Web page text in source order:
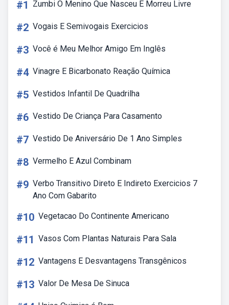
#1 Zumbi O Menino Que Nasceu E Morreu Livre
#2 Vogais E Semivogais Exercicios
#3 Você é Meu Melhor Amigo Em Inglês
#4 Vinagre E Bicarbonato Reação Química
#5 Vestidos Infantil De Quadrilha
#6 Vestido De Criança Para Casamento
#7 Vestido De Aniversário De 1 Ano Simples
#8 Vermelho E Azul Combinam
#9 Verbo Transitivo Direto E Indireto Exercicios 7
Ano Com Gabarito
#10 Vegetacao Do Continente Americano
#11 Vasos Com Plantas Naturais Para Sala
#12 Vantagens E Desvantagens Transgênicos
#13 Valor De Mesa De Sinuca